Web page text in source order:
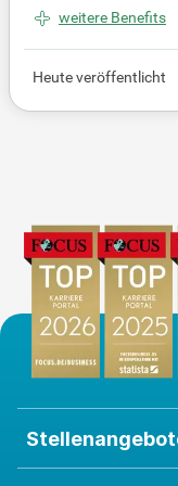
genau richtig. Wir
stützung und
e
weitere Benefits
Heute veröffentlicht